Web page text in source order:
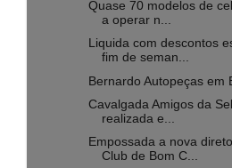
Quase 70 modelos de
a operar n...
Liquida com descontos
fim de seman...
Bernardo Autopeças em
Cavalgada Amigos da
realizada e...
Empossada a nova
Club de Bom C...